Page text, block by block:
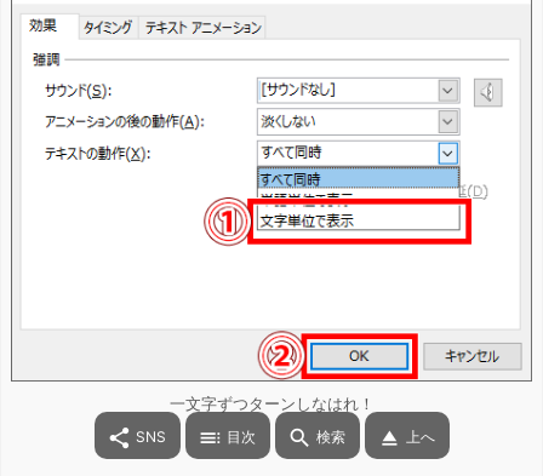
一文字ずつターンしなはれ！
 SNS  目次  検索  上へ